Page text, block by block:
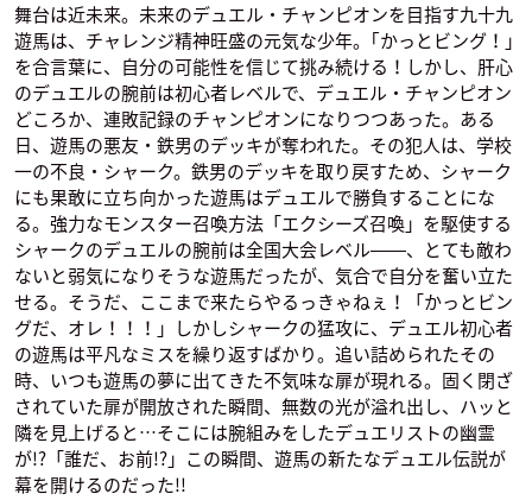
舞台は近未来。未来のデュエル・チャンピオンを目指す九十九
遊馬は、チャレンジ精神旺盛の元気な少年。｢かっとビング！｣
を合言葉に、自分の可能性を信じて挑み続ける！しかし、肝心
のデュエルの腕前は初心者レベルで、デュエル・チャンピオン
どころか、連敗記録のチャンピオンになりつつあった。ある
日、遊馬の悪友・鉄男のデッキが奪われた。その犯人は、学校
一の不良・シャーク。鉄男のデッキを取り戻すため、シャーク
にも果敢に立ち向かった遊馬はデュエルで勝負することにな
る。強力なモンスター召喚方法「エクシーズ召喚」を駆使する
シャークのデュエルの腕前は全国大会レベル――、とても敵わ
ないと弱気になりそうな遊馬だったが、気合で自分を奮い立た
せる。そうだ、ここまで来たらやるっきゃねぇ！「かっとビン
グだ、オレ！！！」しかしシャークの猛攻に、デュエル初心者
の遊馬は平凡なミスを繰り返すばかり。追い詰められたその
時、いつも遊馬の夢に出てきた不気味な扉が現れる。固く閉ざ
されていた扉が開放された瞬間、無数の光が溢れ出し、ハッと
隣を見上げると…そこには腕組みをしたデュエリストの幽霊
が!?「誰だ、お前!?」この瞬間、遊馬の新たなデュエル伝説が
幕を開けるのだった!!